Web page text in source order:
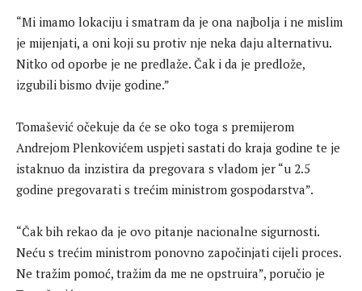
“Mi imamo lokaciju i smatram da je ona najbolja i ne mislim
je mijenjati, a oni koji su protiv nje neka daju alternativu.
Nitko od oporbe je ne predlaže. Čak i da je predlože,
izgubili bismo dvije godine.”
Tomašević očekuje da će se oko toga s premijerom
Andrejom Plenkovićem uspjeti sastati do kraja godine te je
istaknuo da inzistira da pregovara s vladom jer “u 2.5
godine pregovarati s trećim ministrom gospodarstva”.
“Čak bih rekao da je ovo pitanje nacionalne sigurnosti.
Neću s trećim ministrom ponovno započinjati cijeli proces.
Ne tražim pomoć, tražim da me ne opstruira”, poručio je